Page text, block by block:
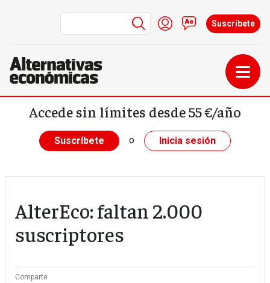
Pasar al contenido principal
Menú de cuenta de
Iniciar sesión
Contacto
Suscríbete
Accede sin límites desde 55 €/año
Suscríbete o Inicia sesión
AlterEco: faltan 2.000
suscriptores
Comparte